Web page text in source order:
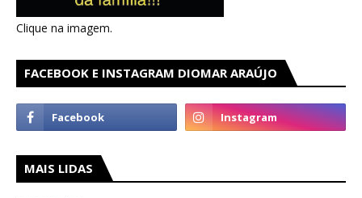
Clique na imagem.
FACEBOOK E INSTAGRAM DIOMAR ARAÚJO
MAIS LIDAS